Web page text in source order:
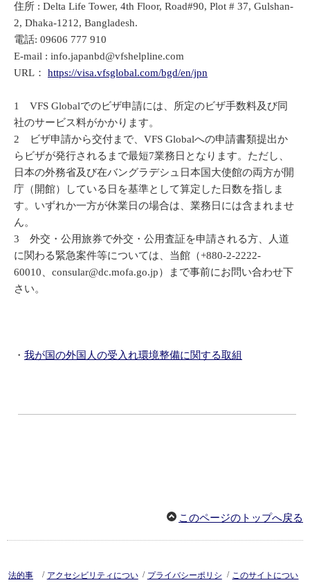
住所 : Delta Life Tower, 4th Floor, Road#90, Plot # 37, Gulshan-
2, Dhaka-1212, Bangladesh.
電話: 09606 777 910
E-mail : info.japanbd@vfshelpline.com
URL： https://visa.vfsglobal.com/bgd/en/jpn
1 VFS Globalでのビザ申請には、所定のビザ手数料及び同
社のサービス料がかかります。
2 ビザ申請から交付まで、VFS Globalへの申請書類提出か
らビザが発行されるまで最短7業務日となります。ただし、
日本の外務省及び在バングラデシュ日本国大使館の両方が開
庁（開館）している日を基準として算定した日数を指しま
す。いずれか一方が休業日の場合は、業務日には含まれませ
ん。
3 外交・公用旅券で外交・公用査証を申請される方、人道
に関わる緊急案件等については、当館（​+880-2-2222-
60010、consular@dc.mofa.go.jp）まで事前にお問い合わせ下
さい。
・ 我が国の外国人の受入れ環境整備に関する取組
このページのトップへ戻る
法的事
/ アクセシビリティについ / プライバシーポリシ
/ このサイトについ